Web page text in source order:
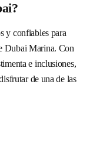
y confiables para
Dubai Marina. Con
e inclusiones,
de una de las